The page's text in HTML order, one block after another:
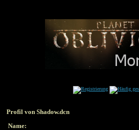
Profil von Shadow.dcn
Name: